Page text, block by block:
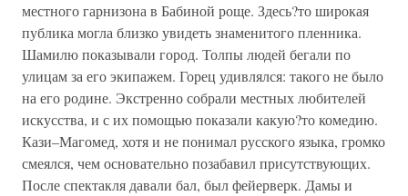
местного гарнизона в Бабиной роще. Здесь?то широкая
публика могла близко увидеть знаменитого пленника.
Шамилю показывали город. Толпы людей бегали по
улицам за его экипажем. Горец удивлялся: такого не было
на его родине. Экстренно собрали местных любителей
искусства, и с их помощью показали какую?то комедию.
Кази–Магомед, хотя и не понимал русского языка, громко
смеялся, чем основательно позабавил присутствующих.
После спектакля давали бал, был фейерверк. Дамы и